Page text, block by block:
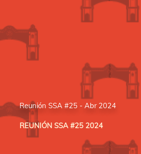
Reunión SSA #25 - Abr 2024
REUNIÓN SSA #25 2024